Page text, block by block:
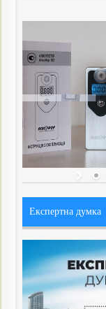
Експертна думка